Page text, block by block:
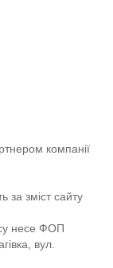
компанії
за зміст сайту
несе ФОП
вул.